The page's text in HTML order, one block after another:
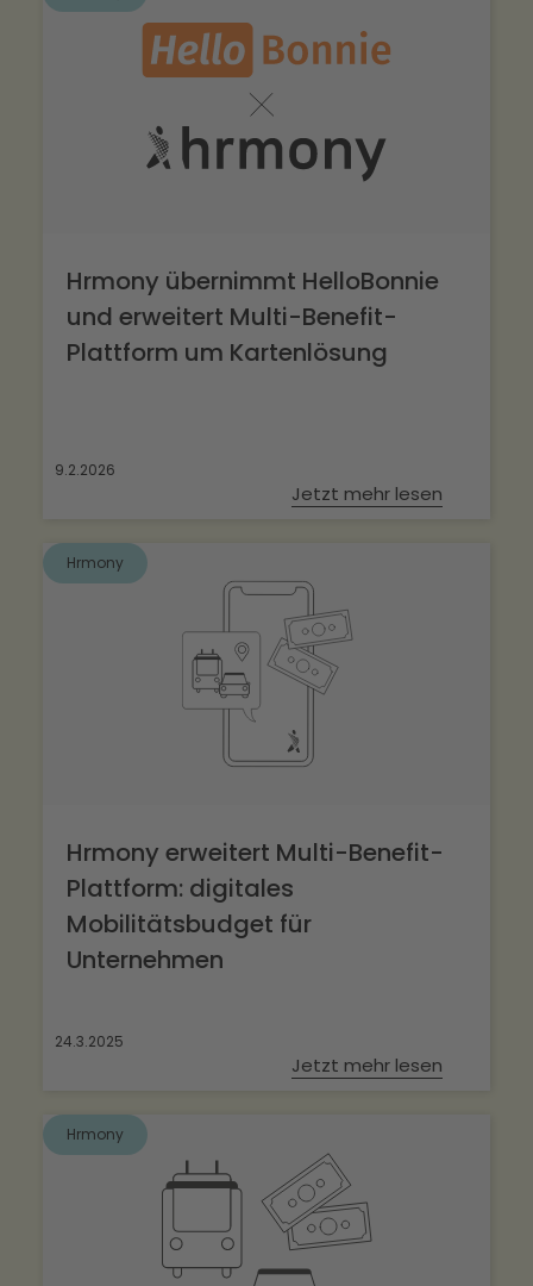
Ihre Kunden.
Hrmony übernimmt HelloBonnie
und erweitert Multi-Benefit-
Plattform um Kartenlösung
9.2.2026
Jetzt mehr lesen
Hrmony
Hrmony erweitert Multi-Benefit-
Plattform: digitales
Mobilitätsbudget für
Unternehmen
24.3.2025
Jetzt mehr lesen
Hrmony